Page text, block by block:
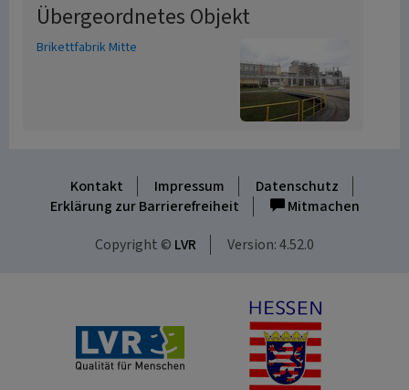
Übergeordnetes Objekt
Brikettfabrik Mitte
Kontakt Impressum
Datenschutz
Erklärung zur Barrierefreiheit
Mitmachen
Copyright © LVR Version: 4.52.0